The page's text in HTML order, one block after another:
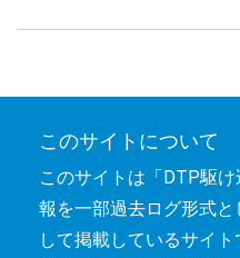
このサイトについて
このサイトは「DTP駆
報を一部過去ログ形式
して掲載しているサイ